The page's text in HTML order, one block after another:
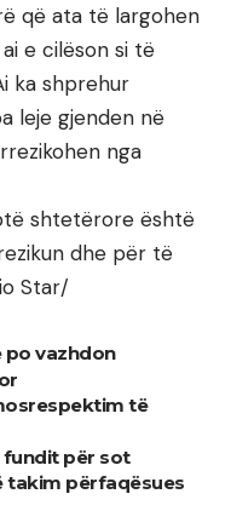
që ata të largohen
e cilëson si të
ka shprehur
leje gjenden në
nga
shtetërore është
dhe për të
Star/
po vazhdon
të
fundit për sot
takim përfaqësues